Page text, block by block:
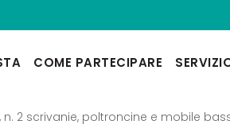
COME PARTECIPARE
2 scrivanie, poltroncine e mobile